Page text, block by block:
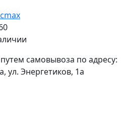
самовывоза по адресу:
ул. Энергетиков, 1а